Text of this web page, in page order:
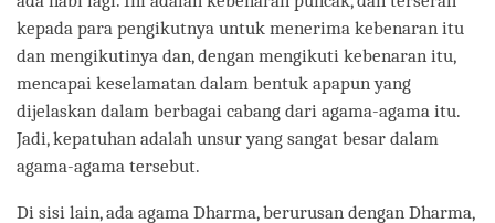
kepada para pengikutnya untuk menerima kebenaran itu
dan mengikutinya dan, dengan mengikuti kebenaran itu,
mencapai keselamatan dalam bentuk apapun yang
dijelaskan dalam berbagai cabang dari agama-agama itu.
Jadi, kepatuhan adalah unsur yang sangat besar dalam
agama-agama tersebut.
Di sisi lain, ada agama Dharma, berurusan dengan Dharma,